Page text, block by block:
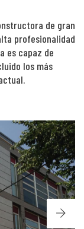
de gran
profesionalidad
es capaz de
los más